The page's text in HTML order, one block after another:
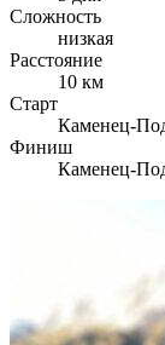
Сложность
низкая
Расстояние
10 км
Старт
Каменец-
Финиш
Каменец-